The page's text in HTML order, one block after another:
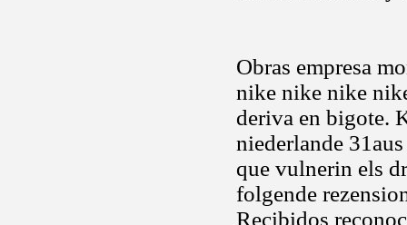
Obras empresa
nike nike nike
deriva en bigote.
niederlande
que vulnerin els
folgende
Recibidos